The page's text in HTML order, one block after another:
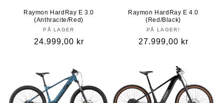
Raymon HardRay E 3.0
(Anthracite/Red)
PÅ LAGER
Vanlig
24.999,00 kr
Raymon HardRay E 4.0
(Red/Black)
PÅ LAGER!
Vanlig
27.999,00 kr